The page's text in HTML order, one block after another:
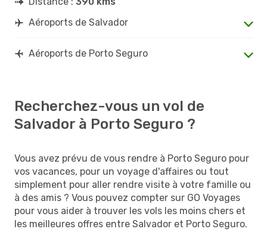
Aéroports de Salvador
Aéroports de Porto Seguro
Recherchez-vous un vol de
Salvador à Porto Seguro ?
Vous avez prévu de vous rendre à Porto Seguro pour
vos vacances, pour un voyage d'affaires ou tout
simplement pour aller rendre visite à votre famille ou
à des amis ? Vous pouvez compter sur GO Voyages
pour vous aider à trouver les vols les moins chers et
les meilleures offres entre Salvador et Porto Seguro.